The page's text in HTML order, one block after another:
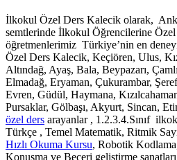
İlkokul Özel Ders Kalecik olarak,
semtlerinde İlkokul Öğrencilerine Özel
öğretmenlerimiz Türkiye’nin en
Özel Ders Kalecik, Keçiören, Ulus,
Altındağ, Ayaş, Bala, Beypazarı,
Elmadağ, Eryaman, Çukurambar,
Evren, Güdül, Haymana,
Pursaklar, Gölbaşı, Akyurt, Sincan,
özel ders arayanlar , 1.2.3.4.Sınıf
Türkçe , Temel Matematik, Ritmik
Hızlı Okuma Kursu, Robotik
Konuşma ve Beceri geliştirme